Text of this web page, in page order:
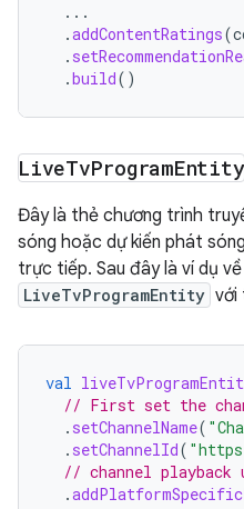
...
.addContentRatings(
.
.build()
LiveTvProgramEntity
Đây là thẻ chương trình
sóng hoặc dự kiến phát
trực tiếp. Sau đây là ví dụ
LiveTvProgramEntity với
val
// First set the
. setChannelName(
. setChannelId(
// channel playback
.